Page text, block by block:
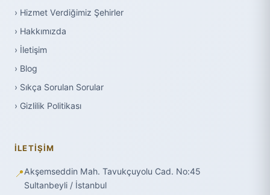
› Hizmet Verdiğimiz Şehirler
› Hakkımızda
› İletişim
› Blog
› Sıkça Sorulan Sorular
› Gizlilik Politikası
İLETIŞIM
📍Akşemseddin Mah. Tavukçuyolu Cad. No:45
Sultanbeyli / İstanbul